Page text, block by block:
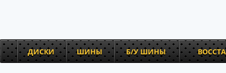
ДИСКИ ШИНЫ Б/У ШИНЫ